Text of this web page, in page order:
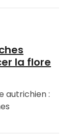
la flore
autrichien :